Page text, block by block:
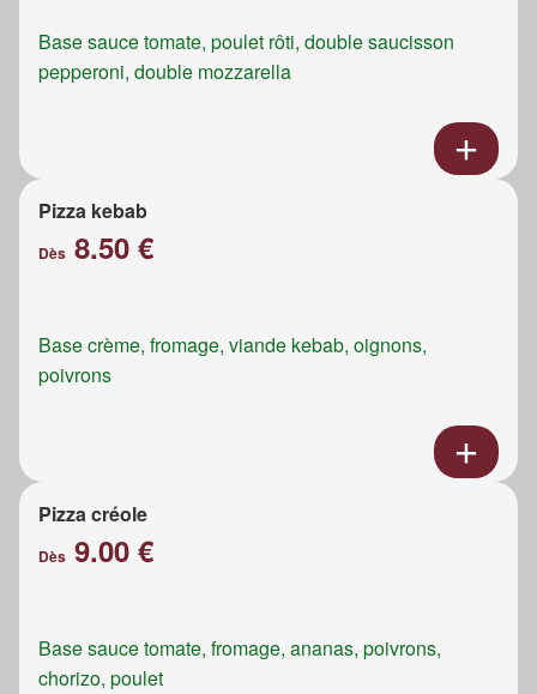
Base sauce tomate, poulet rôti, double saucisson
pepperoni, double mozzarella
Pizza kebab
Dès 8.50 €
Base crème, fromage, viande kebab, oignons,
poivrons
Pizza créole
Dès 9.00 €
Base sauce tomate, fromage, ananas, poivrons,
chorizo, poulet